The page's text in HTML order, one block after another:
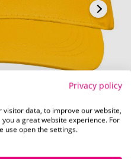
Standskizze
Privacy policy
data, to improve our website,
a great website experience. For
use open the settings.